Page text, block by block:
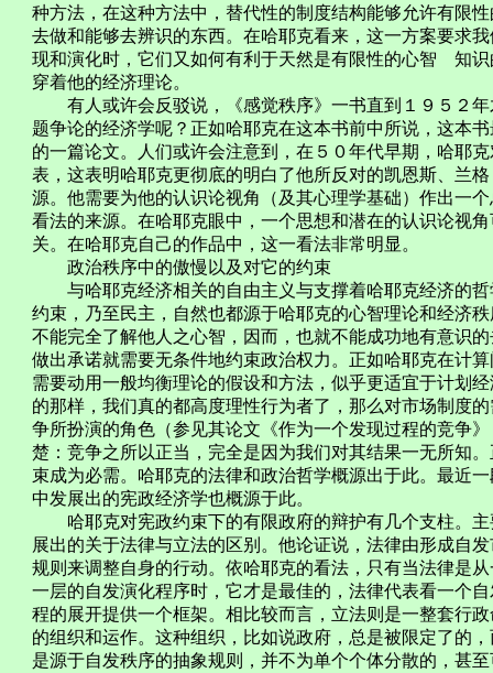
种方法，在这种方法中，替代性的制度结构能够允许有限
去做和能够去辨识的东西。在哈耶克看来，这一方案要求
现和演化时，它们又如何有利于天然是有限性的心智 知
穿着他的经济理论。
有人或许会反驳说，《感觉秩序》一书直到１９５２年
题争论的经济学呢？正如哈耶克在这本书前中所说，这本
的一篇论文。人们或许会注意到，在５０年代早期，哈耶
表，这表明哈耶克更彻底的明白了他所反对的凯恩斯、兰
源。他需要为他的认识论视角（及其心理学基础）作出一
看法的来源。在哈耶克眼中，一个思想和潜在的认识论视
关。在哈耶克自己的作品中，这一看法非常明显。
政治秩序中的傲慢以及对它的约束
与哈耶克经济相关的自由主义与支撑着哈耶克经济的哲
约束，乃至民主，自然也都源于哈耶克的心智理论和经济
不能完全了解他人之心智，因而，也就不能成功地有意识
做出承诺就需要无条件地约束政治权力。正如哈耶克在计
需要动用一般均衡理论的假设和方法，似乎更适宜于计划
的那样，我们真的都高度理性行为者了，那么对市场制度
争所扮演的角色（参见其论文《作为一个发现过程的竞争
楚：竞争之所以正当，完全是因为我们对其结果一无所知
束成为必需。哈耶克的法律和政治哲学概源出于此。最近
中发展出的宪政经济学也概源于此。
哈耶克对宪政约束下的有限政府的辩护有几个支柱。主
展出的关于法律与立法的区别。他论证说，法律由形成自
规则来调整自身的行动。依哈耶克的看法，只有当法律是
一层的自发演化程序时，它才是最佳的，法律代表看一个
程的展开提供一个框架。相比较而言，立法则是一整套行
的组织和运作。这种组织，比如说政府，总是被限定了的
是源于自发秩序的抽象规则，并不为单个个体分散的，甚